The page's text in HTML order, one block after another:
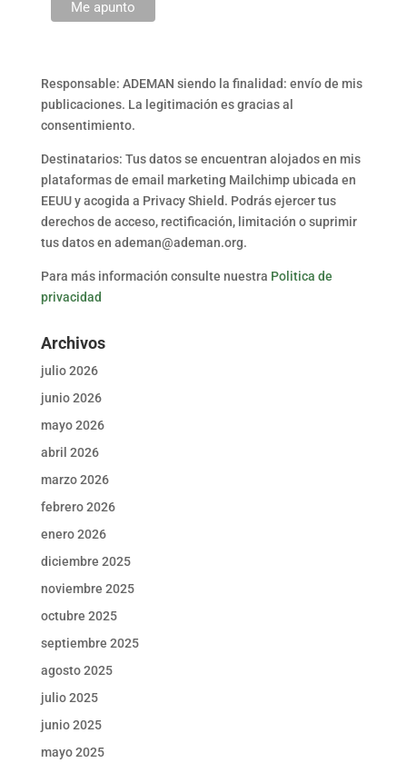
Responsable: ADEMAN siendo la finalidad: envío de mis
publicaciones. La legitimación es gracias al
consentimiento.
Destinatarios: Tus datos se encuentran alojados en mis
plataformas de email marketing Mailchimp ubicada en
EEUU y acogida a Privacy Shield. Podrás ejercer tus
derechos de acceso, rectificación, limitación o suprimir
tus datos en ademan@ademan.org.
Para más información consulte nuestra Politica de
privacidad
Archivos
julio 2026
junio 2026
mayo 2026
abril 2026
marzo 2026
febrero 2026
enero 2026
diciembre 2025
noviembre 2025
octubre 2025
septiembre 2025
agosto 2025
julio 2025
junio 2025
mayo 2025